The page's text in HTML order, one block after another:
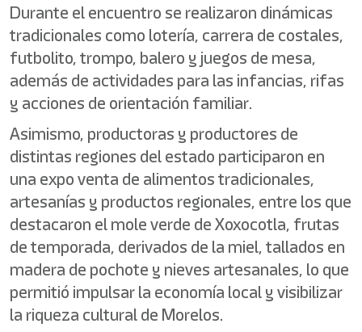
Durante el encuentro se realizaron dinámicas
tradicionales como lotería, carrera de costales,
futbolito, trompo, balero y juegos de mesa,
además de actividades para las infancias, rifas
y acciones de orientación familiar.
Asimismo, productoras y productores de
distintas regiones del estado participaron en
una expo venta de alimentos tradicionales,
artesanías y productos regionales, entre los que
destacaron el mole verde de Xoxocotla, frutas
de temporada, derivados de la miel, tallados en
madera de pochote y nieves artesanales, lo que
permitió impulsar la economía local y visibilizar
la riqueza cultural de Morelos.